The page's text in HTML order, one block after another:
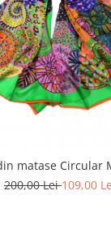
matase Circular
200,00 Lei109,00